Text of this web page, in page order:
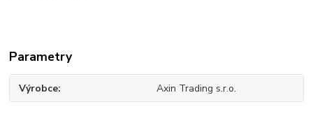
Parametry
Výrobce Axin Trading s.r.o.